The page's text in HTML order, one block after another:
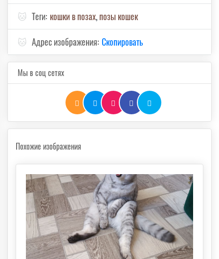
🐱 Теги: кошки в позах,позы кошек
🐱 Адрес изображения: Скопировать
Мы в соц сетях
Похожие изображения